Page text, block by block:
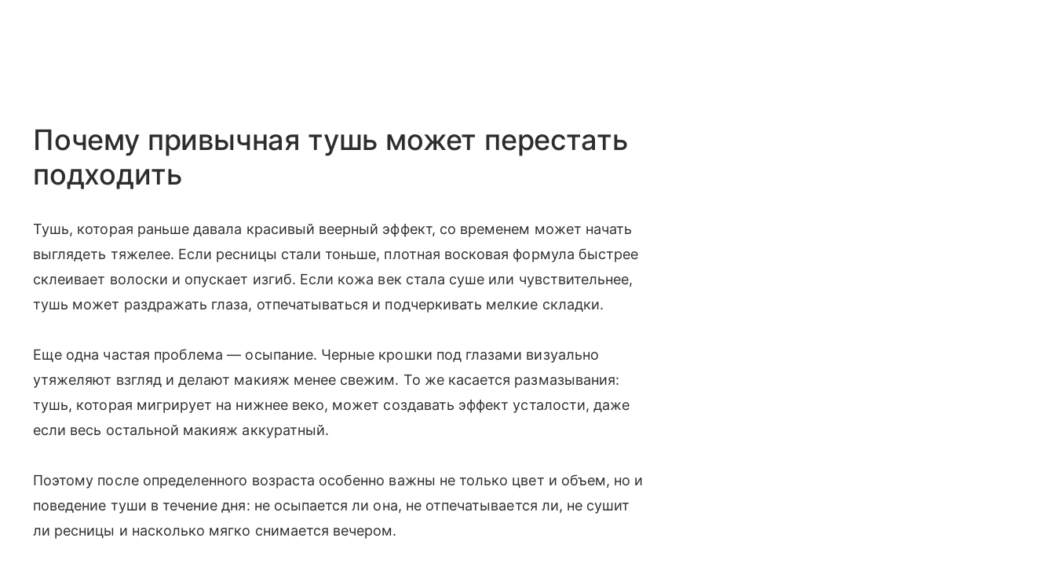
Почему привычная тушь может перестать
подходить
Тушь, которая раньше давала красивый веерный эффект, со временем может начать
выглядеть тяжелее. Если ресницы стали тоньше, плотная восковая формула быстрее
склеивает волоски и опускает изгиб. Если кожа век стала суше или чувствительнее,
тушь может раздражать глаза, отпечатываться и подчеркивать мелкие складки.
Еще одна частая проблема — осыпание. Черные крошки под глазами визуально
утяжеляют взгляд и делают макияж менее свежим. То же касается размазывания:
тушь, которая мигрирует на нижнее веко, может создавать эффект усталости, даже
если весь остальной макияж аккуратный.
Поэтому после определенного возраста особенно важны не только цвет и объем, но и
поведение туши в течение дня: не осыпается ли она, не отпечатывается ли, не сушит
ли ресницы и насколько мягко снимается вечером.